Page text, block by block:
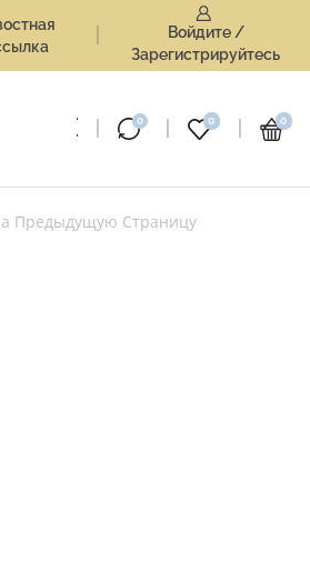
Войдите /
Зарегистрируйтесь
0 0 0
Предыдущую Страницу